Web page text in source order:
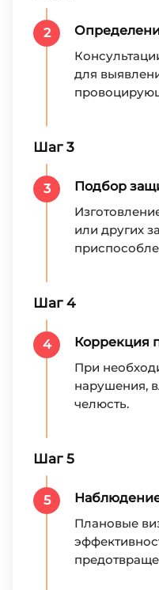
2
для
Шаг 3
3
Подбор
или других
Шаг 4
4
Коррекция
При
нарушения,
челюсть.
Шаг 5
5
Плановые